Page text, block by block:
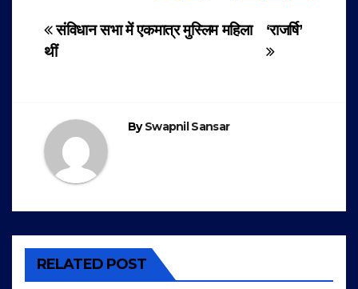
Post
‘राजर्षि’
संविधान सभा में एकमात्र मुस्लिम महिला
थीं
BySwapnil Sansar
RELATED POST